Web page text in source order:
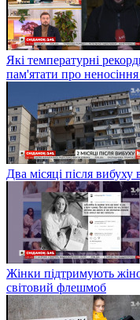
Які температурні
пам'ятати про
Два місяці після
Жінки підтримують
світовий флешмоб